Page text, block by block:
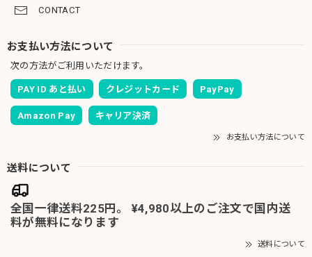
CONTACT
お支払い方法について
次の方法がご利用いただけます。
PAY ID あと払い クレジットカード PayPay
Amazon Pay キャリア決済
お支払い方法について
送料について
全国一律送料225円。 ¥4,980以上のご注文で国内送
料が無料になります
送料について